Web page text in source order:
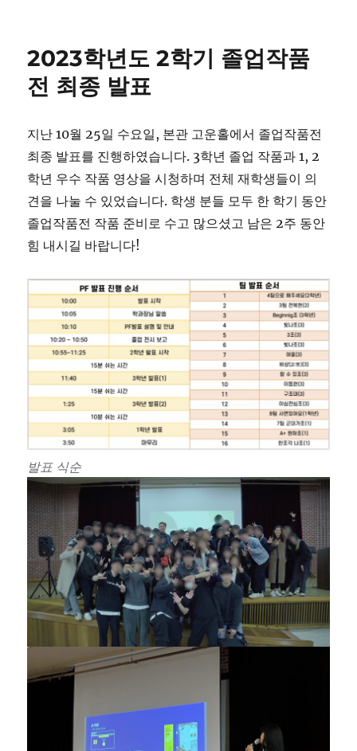
2023학년도 2학기 졸업작품
전 최종 발표
지난 10월 25일 수요일, 본관 고운홀에서 졸업작품전
최종 발표를 진행하였습니다. 3학년 졸업 작품과 1, 2
학년 우수 작품 영상을 시청하며 전체 재학생들이 의
견을 나눌 수 있었습니다. 학생 분들 모두 한 학기 동안
졸업작품전 작품 준비로 수고 많으셨고 남은 2주 동안
힘 내시길 바랍니다!
발표 식순